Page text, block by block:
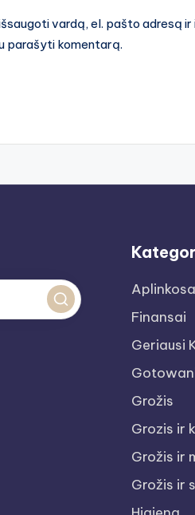
vardą, el. pašto adresą
parašyti komentarą.
Finansai
Geriausi
Grožis
Grozis ir
Grožis ir
Grožis ir